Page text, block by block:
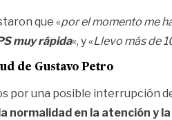
que «por el momento me
muy rápida«, y «Llevo más de
de Gustavo Petro
por una posible interrupción
normalidad en la atención y